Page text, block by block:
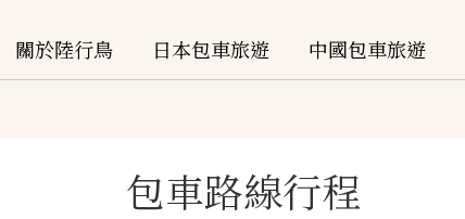
關於陸行鳥 日本包車旅遊 中國包車旅遊
包車路線行程